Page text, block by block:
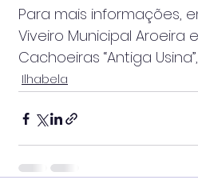
Para mais informações,
Viveiro Municipal Aroeira
Cachoeiras “Antiga
Ilhabela